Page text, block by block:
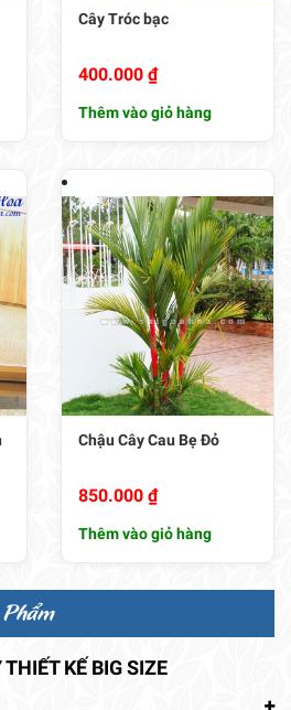
Cây Tróc bạc
400.000 ₫
Thêm vào giỏ hàng
Chậu Cây Cau Bẹ Đỏ
850.000 ₫
Thêm vào giỏ hàng
KẾ BIG SIZE